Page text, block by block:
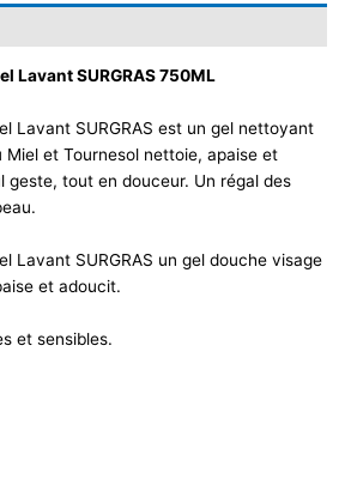
Lavant SURGRAS 750ML
Lavant SURGRAS est un gel nettoyant
Miel et Tournesol nettoie, apaise et
geste, tout en douceur. Un régal des
Lavant SURGRAS un gel douche visage
et adoucit.
et sensibles.